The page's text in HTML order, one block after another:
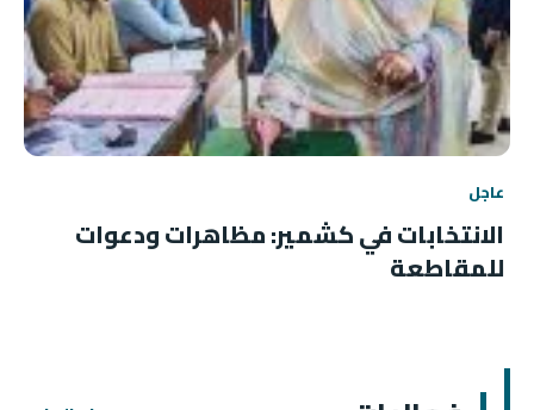
عاجل
الانتخابات في كشمير: مظاهرات ودعوات
للمقاطعة